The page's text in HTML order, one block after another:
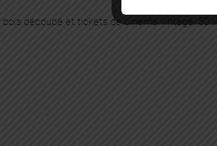
bois découpé et tickets de cinema vintage, 50